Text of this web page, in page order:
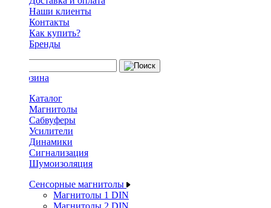
Наши клиенты
Контакты
Как купить?
Бренды
Каталог
Магнитолы
Сабвуферы
Усилители
Динамики
Сигнализация
Шумоизоляция
Сенсорные магнитолы
Магнитолы 1 DIN
Магнитолы 2 DIN